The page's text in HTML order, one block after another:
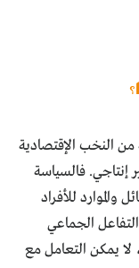
من النخب الإقتصادية
إنتاجي. فالسياسة
والموارد للأفراد
التفاعل الجماعي
لا يمكن التعامل مع